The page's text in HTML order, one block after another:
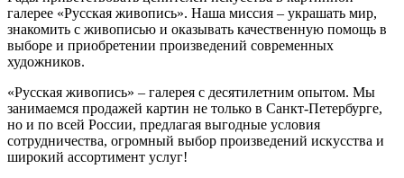
галерее «Русская живопись». Наша миссия – украшать мир,
знакомить с живописью и оказывать качественную помощь в
выборе и приобретении произведений современных
художников.
«Русская живопись» – галерея c десятилетним опытом. Мы
занимаемся продажей картин не только в Санкт-Петербурге,
но и по всей России, предлагая выгодные условия
сотрудничества, огромный выбор произведений искусства и
широкий ассортимент услуг!